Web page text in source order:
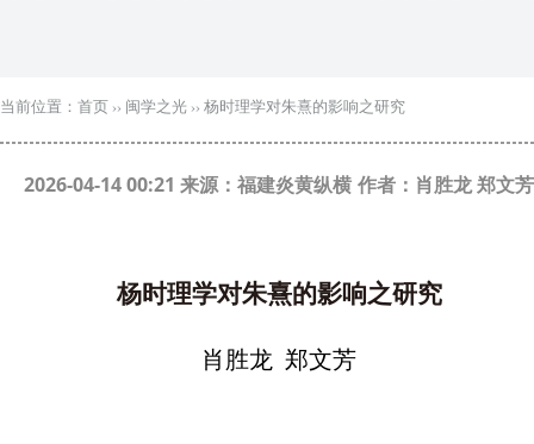
当前位置： 首页 ›› 闽学之光 ›› 杨时理学对朱熹的影响之研究
2026-04-14 00:21 来源：福建炎黄纵横 作者：肖胜龙 郑文芳
杨时理学对朱熹的影响之研究
肖胜龙 郑文芳